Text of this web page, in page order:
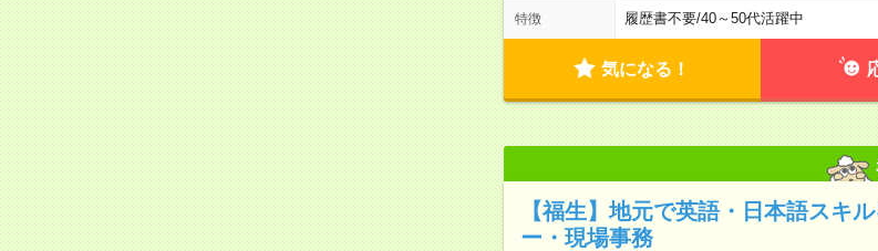
特徴 履歴書不要/40～50代活躍中
気になる！
【福生】地元で英語・日本語スキ
ー・現場事務